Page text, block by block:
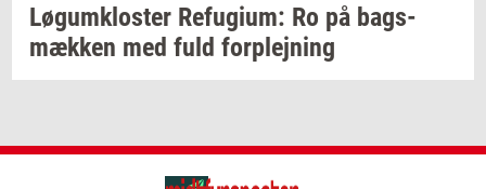
Løgum­klo­ster Re­fu­gi­um: Ro på bags­
mæk­ken med fuld for­plej­ning